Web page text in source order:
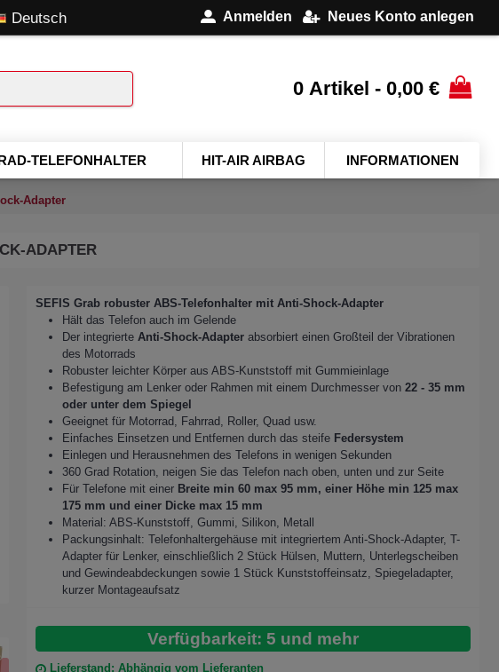
Deutsch Anmelden Neues Konto anlegen
0 Artikel - 0,00 €
TELEFONHALTER HIT-AIR AIRBAG INFORMATIONEN
Adapter
ADAPTER
SEFIS Grab robuster ABS-Telefonhalter mit Anti-Shock-Adapter
Hält das Telefon auch im Gelende
Der integrierte Anti-Shock-Adapter absorbiert einen Großteil der Vibrationen
des Motorrads
Robuster leichter Körper aus ABS-Kunststoff mit Gummieinlage
Befestigung am Lenker oder Rahmen mit einem Durchmesser von 22 - 35 mm
oder unter dem Spiegel
Geeignet für Motorrad, Fahrrad, Roller, Quad usw.
Einfaches Einsetzen und Entfernen durch das steife Federsystem
Einlegen und Herausnehmen des Telefons in wenigen Sekunden
360 Grad Rotation, neigen Sie das Telefon nach oben, unten und zur Seite
Für Telefone mit einer Breite min 60 max 95 mm, einer Höhe min 125 max
175 mm und einer Dicke max 15 mm
Material: ABS-Kunststoff, Gummi, Silikon, Metall
Packungsinhalt: Telefonhaltergehäuse mit integriertem Anti-Shock-Adapter, T-
Adapter für Lenker, einschließlich 2 Stück Hülsen, Muttern, Unterlegscheiben
und Gewindeabdeckungen sowie 1 Stück Kunststoffeinsatz, Spiegeladapter,
kurzer Montageaufsatz
Verfügbarkeit: 5 und mehr
Lieferstand: Abhängig vom Lieferanten